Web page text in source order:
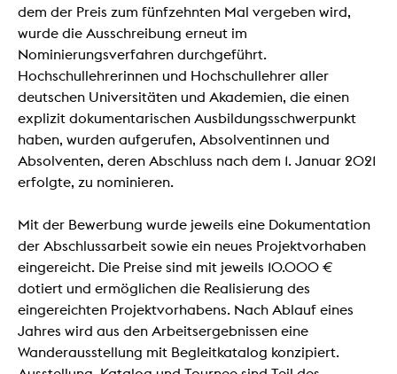
dem der Preis zum fünfzehnten Mal vergeben wird,
wurde die Ausschreibung erneut im
Nominierungsverfahren durchgeführt.
Hochschullehrerinnen und Hochschullehrer aller
deutschen Universitäten und Akademien, die einen
explizit dokumentarischen Ausbildungsschwerpunkt
haben, wurden aufgerufen, Absolventinnen und
Absolventen, deren Abschluss nach dem 1. Januar 2021
erfolgte, zu nominieren.
Mit der Bewerbung wurde jeweils eine Dokumentation
der Abschlussarbeit sowie ein neues Projektvorhaben
eingereicht. Die Preise sind mit jeweils 10.000 €
dotiert und ermöglichen die Realisierung des
eingereichten Projektvorhabens. Nach Ablauf eines
Jahres wird aus den Arbeitsergebnissen eine
Wanderausstellung mit Begleitkatalog konzipiert.